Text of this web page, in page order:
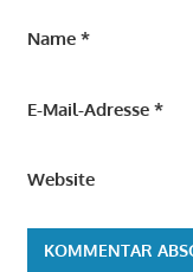
Name *
E-Mail-Adresse *
Website